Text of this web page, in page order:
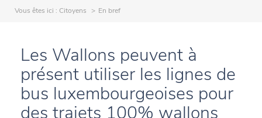
Vous êtes ici : Citoyens En bref
Les Wallons peuvent à
présent utiliser les lignes de
bus luxembourgeoises pour
des trajets 100% wallons